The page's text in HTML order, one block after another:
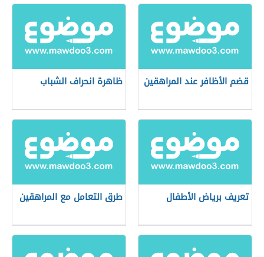
قضم الأظافر عند المراهقين ظاهرة انحراف الشباب
تعريف برياض الأطفال طرق التعامل مع المراهقين